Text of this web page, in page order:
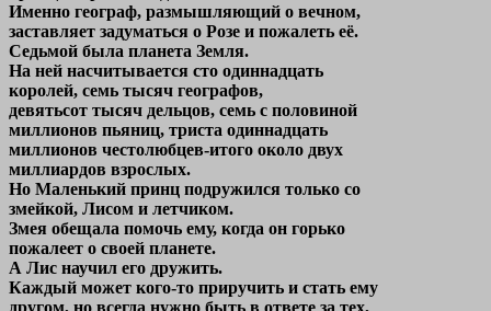
Именно географ, размышляющий о вечном,
заставляет задуматься о Розе и пожалеть её.
Седьмой была планета Земля.
На ней насчитывается сто одиннадцать
королей, семь тысяч географов,
девятьсот тысяч дельцов, семь с половиной
миллионов пьяниц, триста одиннадцать
миллионов честолюбцев-итого около двух
миллиардов взрослых.
Но Маленький принц подружился только со
змейкой, Лисом и летчиком.
Змея обещала помочь ему, когда он горько
пожалеет о своей планете.
А Лис научил его дружить.
Каждый может кого-то приручить и стать ему
другом, но всегда нужно быть в ответе за тех,